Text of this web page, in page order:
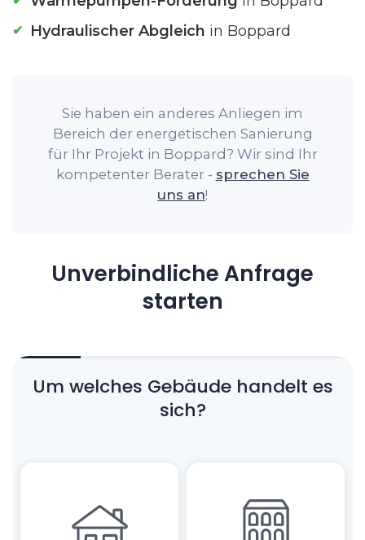
Hydraulischer Abgleich in Boppard
Sie haben ein anderes Anliegen im
Bereich der energetischen Sanierung
für Ihr Projekt in Boppard? Wir sind Ihr
kompetenter Berater - sprechen Sie
uns an!
Unverbindliche Anfrage
starten